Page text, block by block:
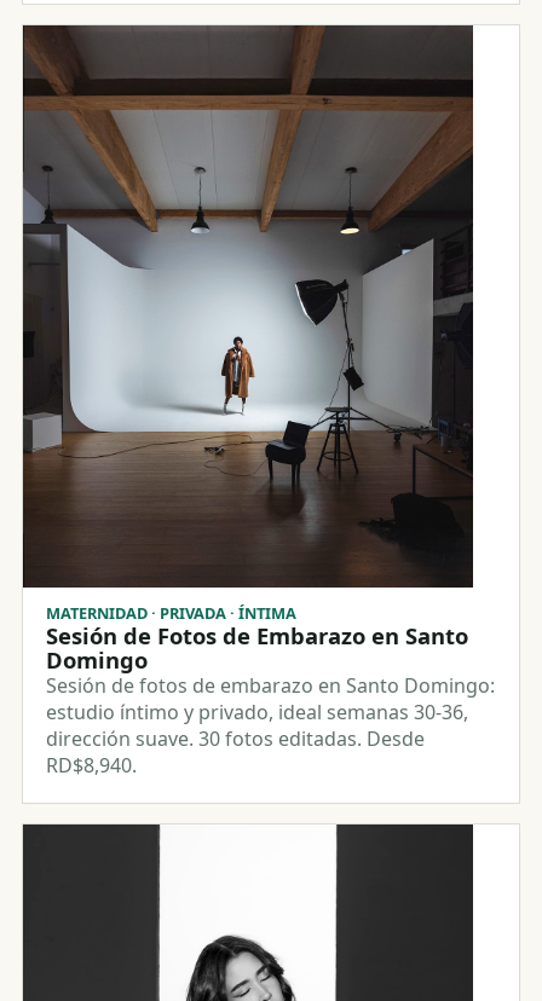
MATERNIDAD · PRIVADA · ÍNTIMA
Sesión de Fotos de Embarazo en Santo
Domingo
Sesión de fotos de embarazo en Santo Domingo:
estudio íntimo y privado, ideal semanas 30-36,
dirección suave. 30 fotos editadas. Desde
RD$8,940.